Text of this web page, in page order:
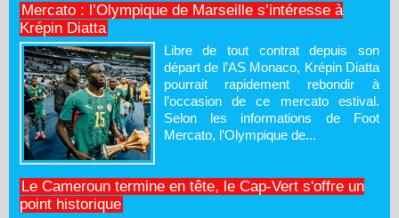
Mercato : l’Olympique de Marseille s’intéresse à
Krépin Diatta
Libre de tout contrat depuis son
départ de l’AS Monaco, Krépin Diatta
pourrait rapidement rebondir à
l’occasion de ce mercato estival.
Selon les informations de Foot
Mercato, l’Olympique de...
Le Cameroun termine en tête, le Cap-Vert s'offre un
point historique